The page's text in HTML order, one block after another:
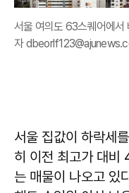
서울 여의도 63스퀘어에서
자
서울 집값이 하락세
히 이전 최고가 대비
는 매물이 나오고 있